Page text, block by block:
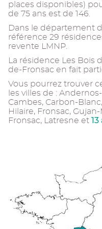
places disponibles)
de 75 ans est de 146.
Dans le département
référence 29
revente LMNP.
La résidence Les Bois
de-Fronsac en fait
Vous pourrez trouver
les villes de :
Cambes, Carbon-
Hilaire, Fronsac,
Fronsac, Latresne et